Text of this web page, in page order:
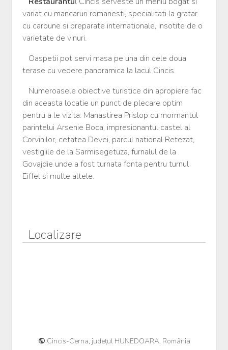
variat cu mancaruri romanesti, specialitati la gratar
cu carbune si preparate internationale, insotite de o
varietate de vinuri.
Oaspetii pot servi masa pe una din cele doua
terase cu vedere panoramica la lacul Cincis.
Numeroasele obiective turistice din apropiere fac
din aceasta locatie un punct de plecare optim
pentru a le vizita: Manastirea Prislop cu mormantul
parintelui Arsenie Boca, impresionantul castel al
Corvinilor, cetatea Devei, parcul national Retezat,
vestigiile de la Sarmisegetuza, furnalul de la
Govajdie unde a fost turnata fonta pentru turnul
Eiffel si multe altele.
Localizare
Cincis-Cerna, județul HUNEDOARA, România